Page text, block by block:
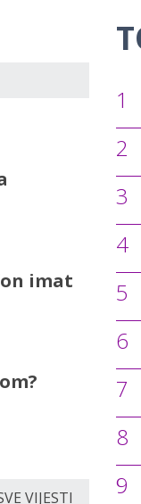
imat
VIJESTI
1
2
3
4
5
6
7
8
9